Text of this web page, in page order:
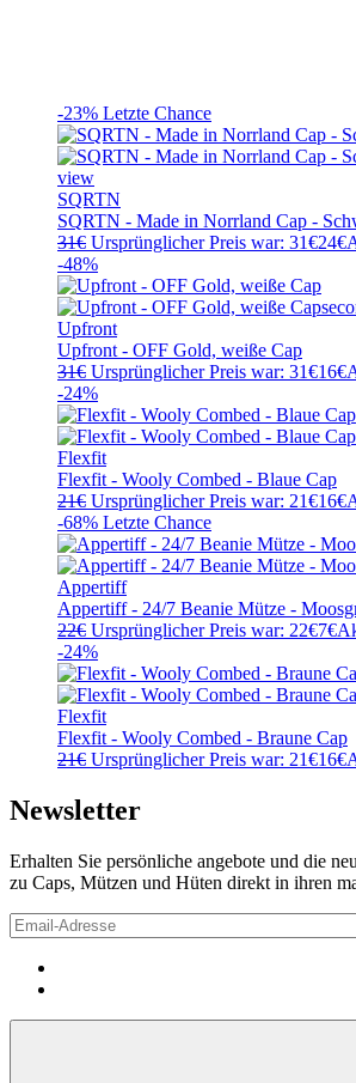
-23% Letzte Chance
SQRTN
SQRTN - Made in Norrland Cap -
31€ Ursprünglicher Preis war: 31€24€
-48%
Upfront
Upfront - OFF Gold, weiße Cap
31€ Ursprünglicher Preis war: 31€16€
-24%
Flexfit
Flexfit - Wooly Combed - Blaue Cap
21€ Ursprünglicher Preis war: 21€16€
-68% Letzte Chance
Appertiff
Appertiff - 24/7 Beanie Mütze -
22€ Ursprünglicher Preis war: 22€7€
-24%
Flexfit
Flexfit - Wooly Combed - Braune Cap
21€ Ursprünglicher Preis war: 21€16€
Newsletter
Erhalten Sie persönliche angebote und die
zu Caps, Mützen und Hüten direkt in ihren